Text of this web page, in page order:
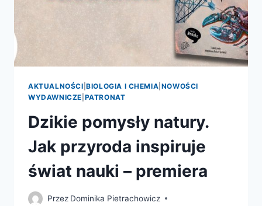
AKTUALNOŚCI |BIOLOGIA I CHEMIA NOWOŚCI
WYDAWNICZE PATRONAT
Dzikie pomysły natury.
Jak przyroda inspiruje
świat nauki – premiera
Przez Dominika Pietrachowicz